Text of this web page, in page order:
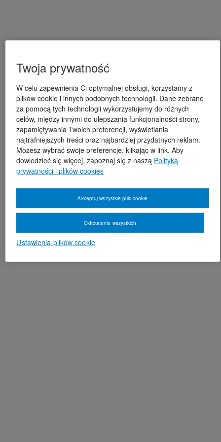
Twoja prywatność
W celu zapewnienia Ci optymalnej obsługi, korzystamy z
plików cookie i innych podobnych technologii. Dane zebrane
za pomocą tych technologii wykorzystujemy do różnych
celów, między innymi do ulepszania funkcjonalności strony,
zapamiętywania Twoich preferencji, wyświetlania
najtrafniejszych treści oraz najbardziej przydatnych reklam.
Możesz wybrać swoje preferencje, klikając w link. Aby
dowiedzieć się więcej, zapoznaj się z naszą Polityką
prywatności i plików cookies
Ustawienia plików cookie
Odrzucenie wszystkich
Akceptuj wszystkie pliki cookie